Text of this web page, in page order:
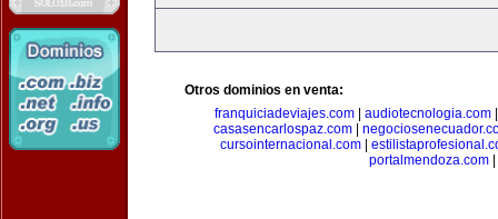
Otros dominios en venta:
franquiciadeviajes.com| audiotecnologia.com
casasencarlospaz.com|
cursointernacional.com|
portalmendoza.com